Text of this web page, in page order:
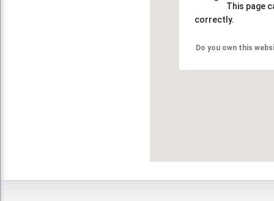
This page
correctly.
Do you own this